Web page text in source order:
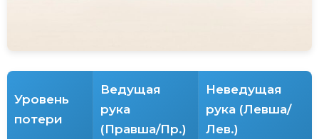
Уровень
потери
Ведущая
рука
(Правша/Пр.)
Неведущая
рука (Левша/
Лев.)